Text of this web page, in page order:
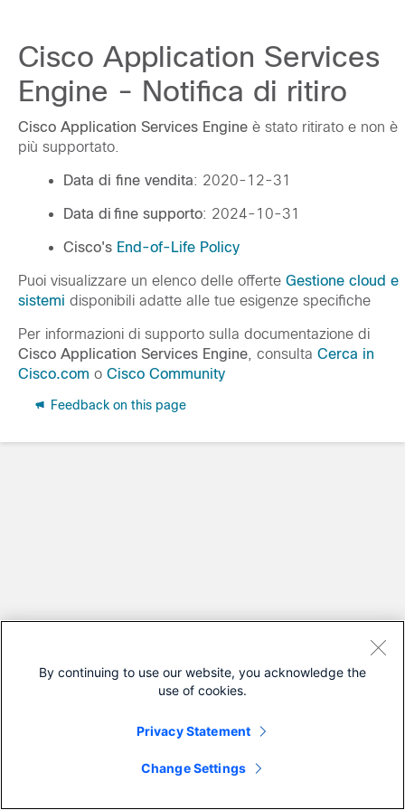
Cisco Application Services
Engine - Notifica di ritiro
Cisco Application Services Engine è stato ritirato e non è
più supportato.
Data di fine vendita: 2020-12-31
Data di fine supporto: 2024-10-31
Cisco's End-of-Life Policy
Puoi visualizzare un elenco delle offerte Gestione cloud e
sistemi disponibili adatte alle tue esigenze specifiche
Per informazioni di supporto sulla documentazione di
Cisco Application Services Engine , consulta Cerca in
Cisco.com o Cisco Community
Feedback on this page
By continuing to use our website, you acknowledge the
use of cookies.
Privacy Statement
Change Settings